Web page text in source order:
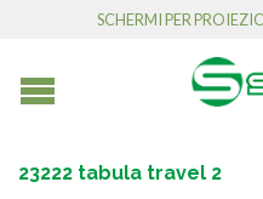
SCHERMI PER
23222 tabula travel 2